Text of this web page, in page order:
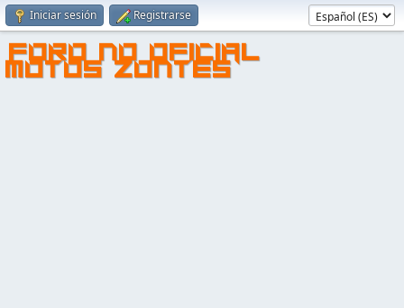
Iniciar sesión Registrarse
FORO NO OFICIAL
MOTOS ZONTES